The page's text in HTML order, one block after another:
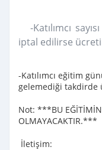
-Katılımcı
iptal edilirse
-Katılımcı eğitim
gelemediği takdirde
Not: ***BU EĞİTİMİN
OLMAYACAKTIR.***
İletişim: